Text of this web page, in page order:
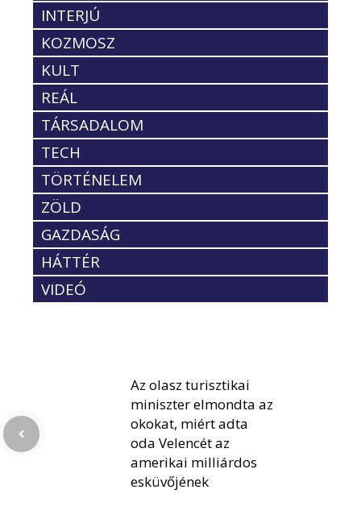
INTERJÚ
KOZMOSZ
KULT
REÁL
TÁRSADALOM
TECH
TÖRTÉNELEM
ZÖLD
GAZDASÁG
HÁTTÉR
VIDEÓ
Az olasz turisztikai
miniszter elmondta az
okokat, miért adta
oda Velencét az
amerikai milliárdos
esküvőjének